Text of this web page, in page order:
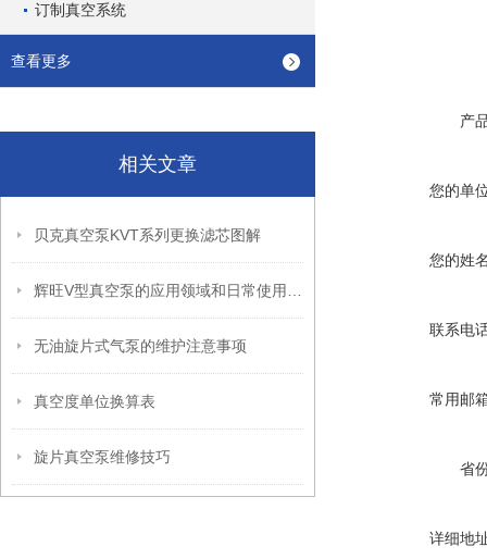
订制真空系统
查看更多
相关文章
贝克真空泵KVT系列更换滤芯图解
无油旋片式气泵的维护注意事项
真空度单位换算表
旋片真空泵维修技巧
产
您的单
您的姓
联系电
常用邮
省
详细地